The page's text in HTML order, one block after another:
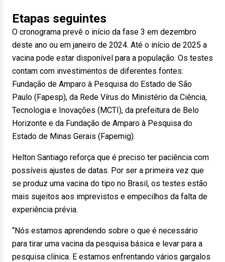
Etapas seguintes
O cronograma prevê o início da fase 3 em dezembro
deste ano ou em janeiro de 2024. Até o início de 2025 a
vacina pode estar disponível para a população. Os testes
contam com investimentos de diferentes fontes:
Fundação de Amparo à Pesquisa do Estado de São
Paulo (Fapesp), da Rede Vírus do Ministério da Ciência,
Tecnologia e Inovações (MCTI), da prefeitura de Belo
Horizonte e da Fundação de Amparo à Pesquisa do
Estado de Minas Gerais (Fapemig).
Helton Santiago reforça que é preciso ter paciência com
possíveis ajustes de datas. Por ser a primeira vez que
se produz uma vacina do tipo no Brasil, os testes estão
mais sujeitos aos imprevistos e empecilhos da falta de
experiência prévia.
“Nós estamos aprendendo sobre o que é necessário
para tirar uma vacina da pesquisa básica e levar para a
pesquisa clínica. E estamos enfrentando vários gargalos